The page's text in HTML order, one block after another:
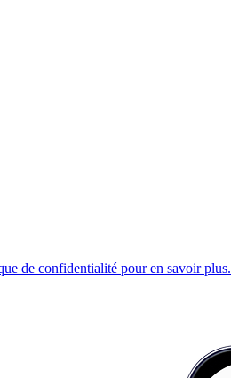
de confidentialité pour en savoir plus.